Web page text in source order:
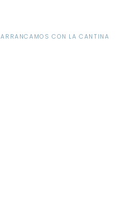
ARRANCAMOS CON LA CANTINA